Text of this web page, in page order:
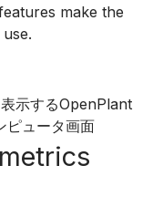
make the